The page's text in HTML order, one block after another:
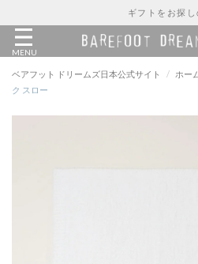
ギフトをお探し
MENU
ベアフット ドリームズ日本公式サイト / ホー
ク スロー